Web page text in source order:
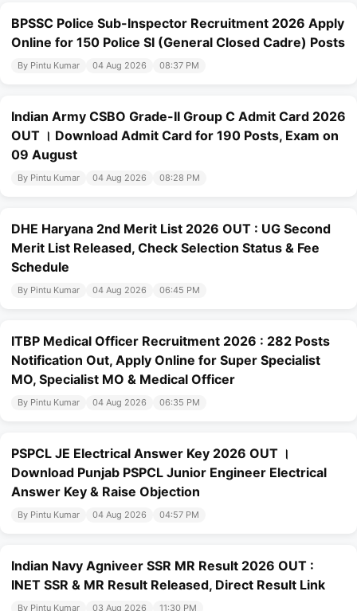
BPSSC Police Sub-Inspector Recruitment 2026 Apply
Online for 150 Police SI (General Closed Cadre) Posts
By Pintu Kumar 04 Aug 2026 08:37 PM
Indian Army CSBO Grade-II Group C Admit Card 2026
OUT । Download Admit Card for 190 Posts, Exam on
09 August
By Pintu Kumar 04 Aug 2026 08:28 PM
DHE Haryana 2nd Merit List 2026 OUT : UG Second
Merit List Released, Check Selection Status & Fee
Schedule
By Pintu Kumar 04 Aug 2026 06:45 PM
ITBP Medical Officer Recruitment 2026 : 282 Posts
Notification Out, Apply Online for Super Specialist
MO, Specialist MO & Medical Officer
By Pintu Kumar 04 Aug 2026 06:35 PM
PSPCL JE Electrical Answer Key 2026 OUT ।
Download Punjab PSPCL Junior Engineer Electrical
Answer Key & Raise Objection
By Pintu Kumar 04 Aug 2026 04:57 PM
Indian Navy Agniveer SSR MR Result 2026 OUT :
INET SSR & MR Result Released, Direct Result Link
By Pintu Kumar 03 Aug 2026 11:30 PM